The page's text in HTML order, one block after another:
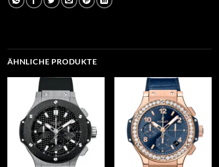
ÄHNLICHE PRODUKTE